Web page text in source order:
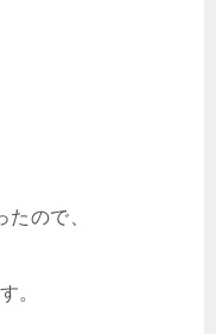
ので、
。